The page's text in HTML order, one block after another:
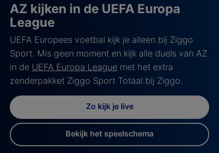
AZ kijken in de UEFA Europa
League
UEFA Europees voetbal kijk je alleen bij Ziggo
Sport. Mis geen moment en kijk alle duels van AZ
in de UEFA Europa League met het extra
zenderpakket Ziggo Sport Totaal bij Ziggo.
Zo kijk je live
Bekijk het speelschema